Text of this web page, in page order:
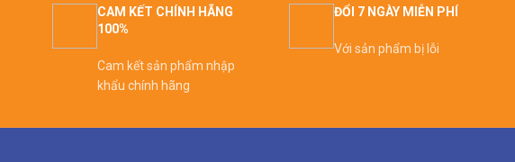
CAM KẾT CHÍNH HÃNG
100%
Cam kết sản phẩm nhập
khẩu chính hãng
ĐỔI 7 NGÀY MIỄN PHÍ
Với sản phẩm bị lỗi